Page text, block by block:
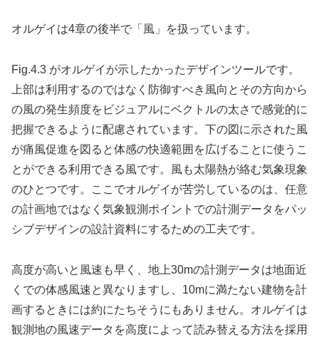
オルゲイは4章の後半で「風」を扱っています。
Fig.4.3 がオルゲイが示したかったデザインツールです。
上部は利用するのではなく防御すべき風向とその方向から
の風の発生頻度をビジュアルにベクトルの太さで感覚的に
把握できるように配慮されています。下の図に示された風
が痛風促進を図ると体感の快適範囲を広げることに使うこ
とができる利用できる風です。風も太陽熱が絡む気象現象
のひとつです。ここでオルゲイが苦労しているのは、任意
の計画地ではなく気象観測ポイントでの計測データをパッ
シブデザインの設計資料にするための工夫です。
高度が高いと風速も早く、地上30mの計測データは地面近
くでの体感風速と異なりますし、10mに満たない建物を計
画するときには約にたちそうにもありません。オルゲイは
観測地の風速データを高度によって読み替える方法を採用